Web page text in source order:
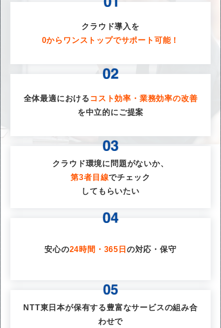
クラウド導入を
0からワンストップでサポート可能！
全体最適における コスト効率・業務効率の改善
を中立的にご提案
クラウド環境に問題がないか、
第3者目線でチェック
してもらいたい
安心の24時間・365日 の対応・保守
NTT東日本が保有する豊富なサービスの組み合
わせで